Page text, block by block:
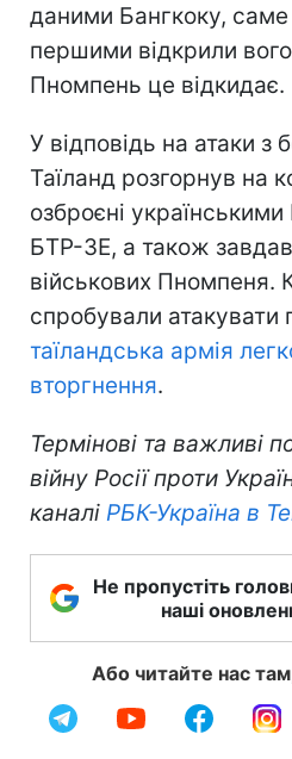
даними Бангкоку, саме
першими відкрили
Пномпень це відкидає.
У відповідь на атаки з
Таїланд розгорнув на
озброєні
БТР-3Е, а також завдав
військових Пномпеня.
спробували атакувати
таїландська армія
вторгнення.
Термінові та важливі
війну Росії проти
каналі РБК-Україна в
Не пропустіть
наші
Або читайте нас